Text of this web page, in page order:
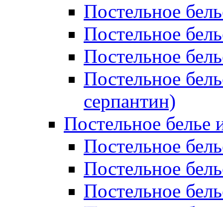
Постельное
Постельное
Постельное
Постельное
серпантин)
Постельное белье
Постельное
Постельное
Постельное